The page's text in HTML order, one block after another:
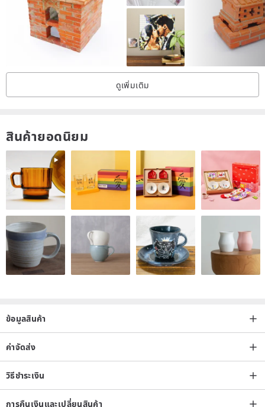
A small box for holding paint, simple, lightweight and not afraid of
getting lost
Since the paint is full of water, if there are water droplets on the lid,
just wipe it off gently.
//Return and exchange conditions//
It is recommended to record video when unboxing to protect your
and my rights!
If the goods are shipped incorrectly, damaged, etc.,
Please keep the packaging intact and contact the1CM
cooperationwithin seven days of receiving the product.
Material packages will not be returned or exchanged without the
above reasons!
feel free to contact the designer through the on-site message.
ดูเพิ่มเติม
สินค้ายอดนิยม
ข้อมูลสินค้า
ค่าจัดส่ง
วิธีชำระเงิน
การคืนเงินและเปลี่ยนสินค้า